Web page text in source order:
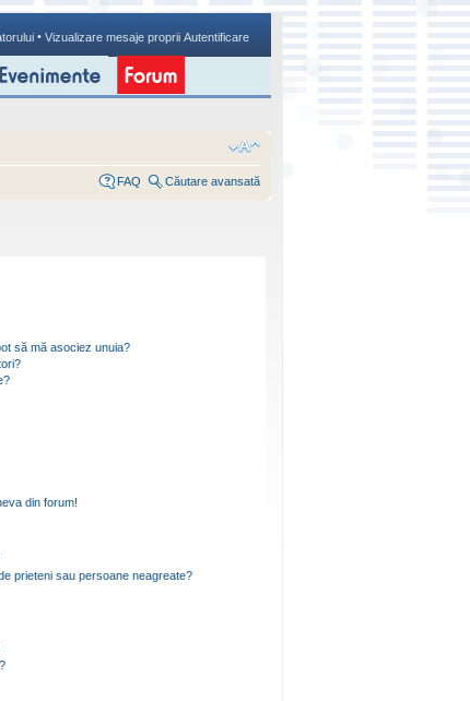
• Vizualizare mesaje proprii Autentificare
FAQ Căutare avansată
să mă asociez unuia?
din forum!
prieteni sau persoane neagreate?